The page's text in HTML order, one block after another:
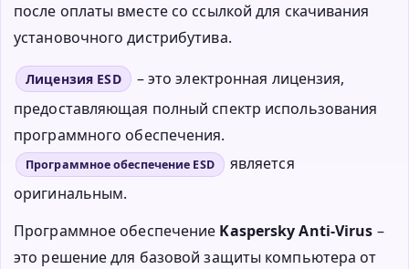
после оплаты вместе со ссылкой для скачивания
установочного дистрибутива.
Лицензия ESD
– это электронная лицензия,
предоставляющая полный спектр использования
программного обеспечения.
Программное обеспечение ESD
является
оригинальным.
Программное обеспечение Kaspersky Anti-Virus –
это решение для базовой защиты компьютера от